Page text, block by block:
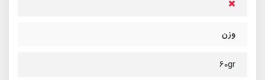
وزن
60gr